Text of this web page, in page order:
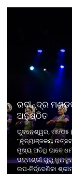
ରବୀନ୍ଦ୍ର
ଅନୁଷ୍ଠିତ
ଭୁବନେଶ୍ୱର, ୧୫/୦୫
"ନୃତ୍ୟାଞ୍ଜଳୟ
ମୁଖ୍ୟ ଅତିଥି ଭାବେ
ପଦ୍ମଶ୍ରୀ ଗୁରୁ କୁମକୁମ
ଉପ-ନିର୍ଦ୍ଦେଶିକା